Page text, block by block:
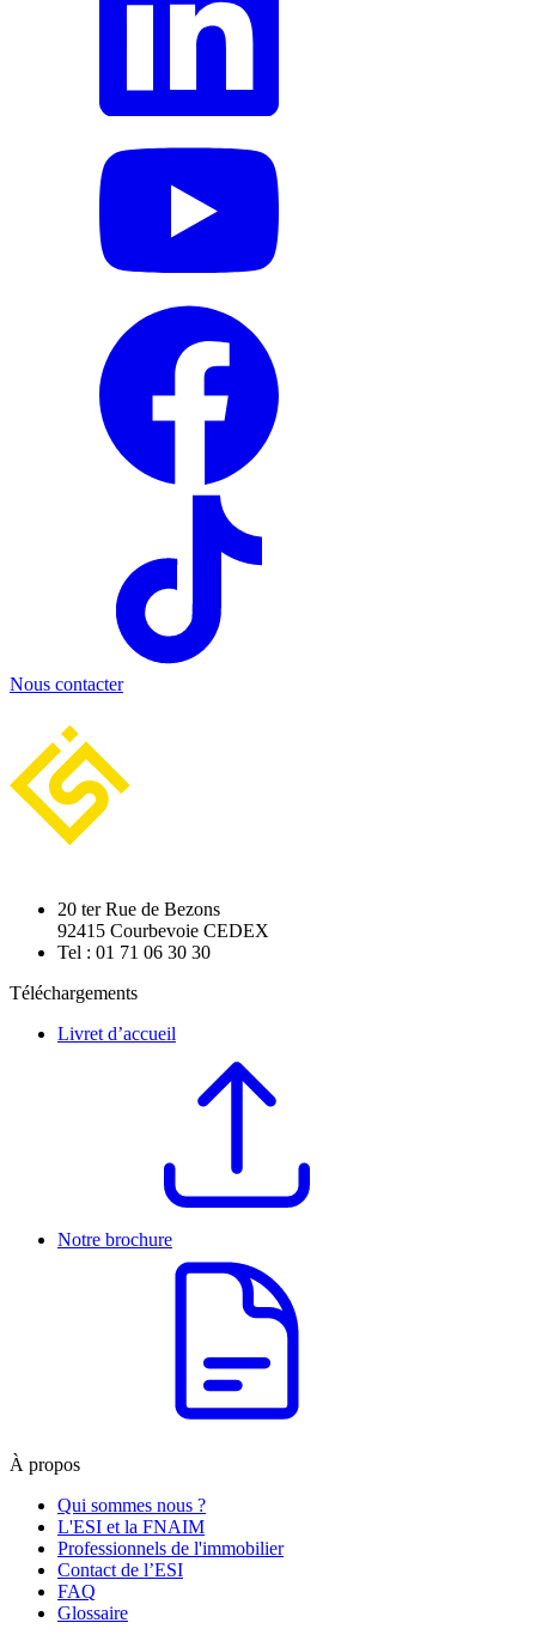
Nous contacter
20 ter Rue de Bezons
92415 Courbevoie CEDEX
Tel : 01 71 06 30 30
Téléchargements
Livret d’accueil
Notre brochure
À propos
Qui sommes nous ?
L'ESI et la FNAIM
Professionnels de l'immobilier
Contact de l’ESI
FAQ
Glossaire